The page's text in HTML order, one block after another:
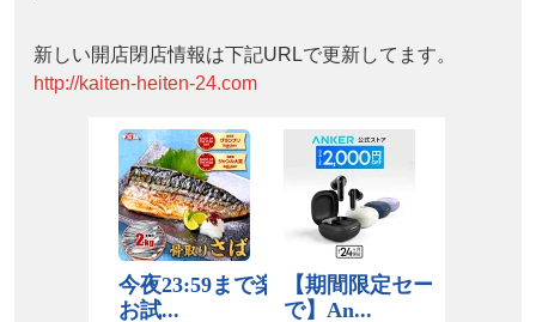
新しい開店閉店情報は下記URLで更新してます。
http://kaiten-heiten-24.com